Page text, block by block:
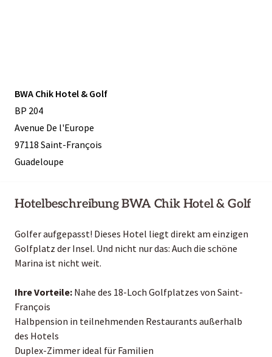
BWA Chik Hotel & Golf
BP 204
Avenue De l'Europe
97118 Saint-François
Guadeloupe
Hotelbeschreibung BWA Chik Hotel & Golf
Golfer aufgepasst! Dieses Hotel liegt direkt am einzigen
Golfplatz der Insel. Und nicht nur das: Auch die schöne
Marina ist nicht weit.
Ihre Vorteile: Nahe des 18-Loch Golfplatzes von Saint-
François
Halbpension in teilnehmenden Restaurants außerhalb
des Hotels
Duplex-Zimmer ideal für Familien